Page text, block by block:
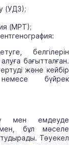
(УДЗ);
(МРТ);
белгілерін
бағытталған.
және кейбір
бүйрек
мен емдеуде
бұл мәселе
Тәуекел